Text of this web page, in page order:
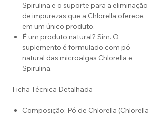
Spirulina e o suporte para a eliminação
de impurezas que a Chlorella oferece,
em um único produto.
É um produto natural? Sim. O
suplemento é formulado com pó
natural das microalgas Chlorella e
Spirulina.
Ficha Técnica Detalhada
Composição: Pó de Chlorella (Chlorella